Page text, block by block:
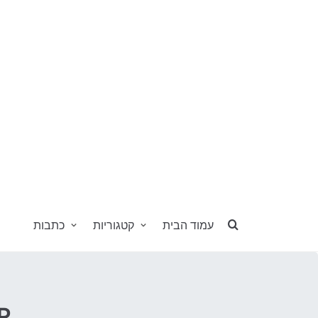
כתבות קטגוריות עמוד הבית